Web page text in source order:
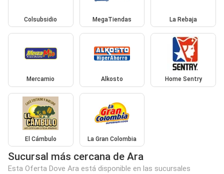
Colsubsidio MegaTiendas La Rebaja
Mercamio Alkosto Home Sentry
El Cámbulo La Gran Colombia
Sucursal más cercana de Ara
Esta Oferta Dove Ara está disponible en las sucursales